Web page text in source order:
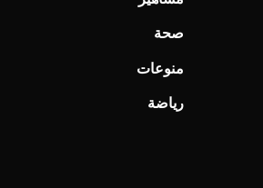
صحة
منوعات
رياضة